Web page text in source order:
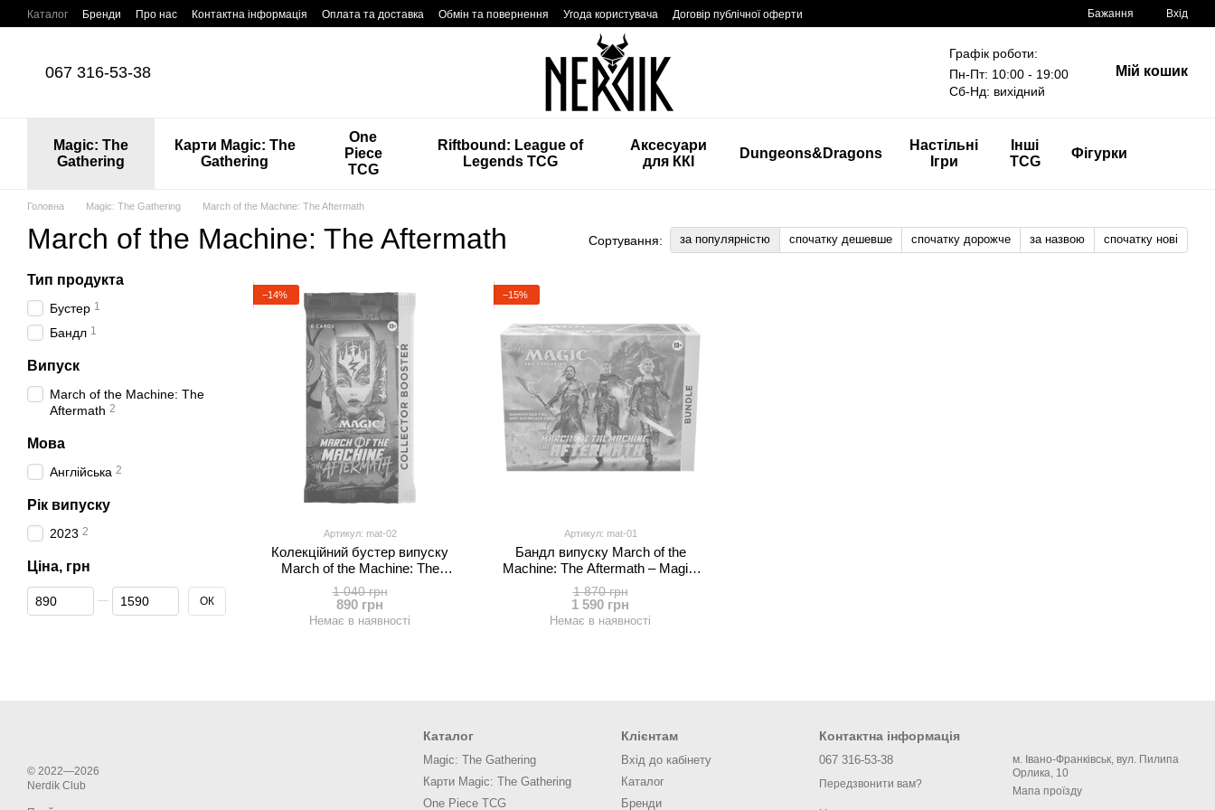
Перейти до основного контенту
Каталог Бренди Про нас Контактна інформація Оплата та доставка Обмін та повернення Угода користувача Договір публічної оферти Бажання Вхід
067 316-53-38
Графік роботи:
Пн-Пт: 10:00 - 19:00
Сб-Нд: вихідний
Мій кошик
Magic: The
Gathering
Карти Magic: The
Gathering
One
Piece
TCG
Riftbound: League of
Legends TCG
Аксесуари
для ККІ
Dungeons&Dragons
Настільні
Ігри
Інші
TCG
Фігурки
Головна Magic: The Gathering March of the Machine: The Aftermath
March of the Machine: The Aftermath Сортування: за популярністю спочатку дешевше спочатку дорожче за назвою спочатку нові
−14%
Артикул: mat-02
Колекційний бустер випуску
March of the Machine: The
Aftermath – Magic: The Gathering
1 040 грн
890 грн
Немає в наявності
−15%
Артикул: mat-01
Бандл випуску March of the
Machine: The Aftermath – Magic:
The Gathering
1 870 грн
1 590 грн
Немає в наявності
Тип продукта
Бустер 1
Бандл 1
Випуск
March of the Machine: The
Aftermath 2
Мова
Англійська 2
Рік випуску
2023 2
Ціна, грн
Від Ціна, грн
До Ціна, грн ОК
© 2022—2026
Nerdik Club
Каталог
Magic: The Gathering
Карти Magic: The Gathering
One Piece TCG
Клієнтам
Вхід до кабінету
Каталог
Бренди
Контактна інформація
067 316-53-38
Передзвонити вам?
м. Івано-Франківськ, вул. Пилипа
Орлика, 10
Мапа проїзду